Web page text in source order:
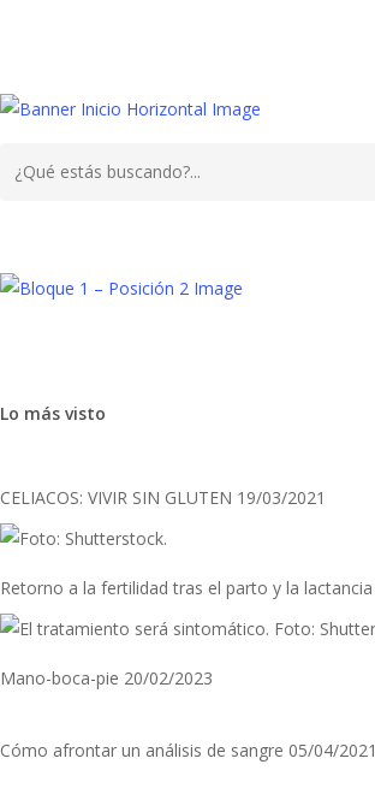
Lo más visto
CELIACOS: VIVIR SIN GLUTEN 19/03/2021
Retorno a la fertilidad tras el parto y la lactancia
Mano-boca-pie 20/02/2023
Cómo afrontar un análisis de sangre 05/04/2021